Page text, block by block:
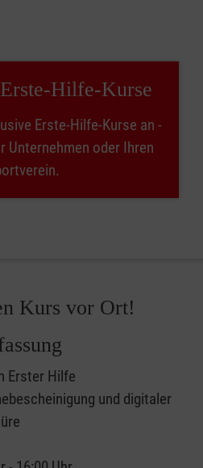
Hilfe-Kurse
Erste-Hilfe-Kurse an -
Unternehmen oder Ihren
Kurs vor Ort!
Erster Hilfe
und digitaler